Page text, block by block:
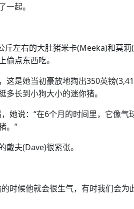
起。
斤左右的大肚猪米卡(Meeka)和莫
点东西吃。
这是她当初豪放地掏出350英镑
长到小狗大小的迷你猪。
她说：“在6个月的时间里，它像气
。”
夫(Dave)很紧张。
时候他就会很生气，有时我们会为